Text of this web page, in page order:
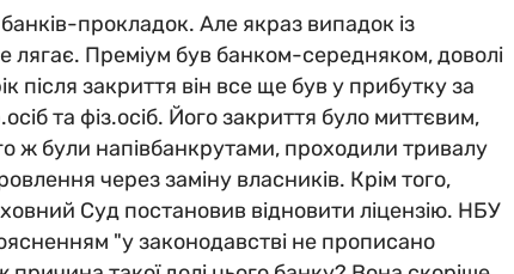
прокладок. Але якраз випадок із
лягає. Преміум був банком-середняком, доволі
після закриття він все ще був у прибутку за
та фіз.осіб. Його закриття було миттєвим,
ж були напівбанкрутами, проходили тривалу
через заміну власників. Крім того,
Суд постановив відновити ліцензію. НБУ
"у законодавстві не прописано